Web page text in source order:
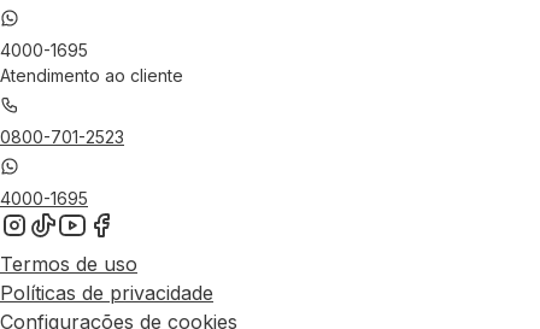
4000-1695
Atendimento ao cliente
0800-701-2523
4000-1695
Termos de uso
Políticas de privacidade
Configurações de cookies